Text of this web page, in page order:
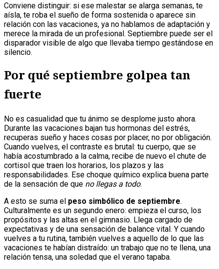
Conviene distinguir: si ese malestar se alarga semanas, te
aísla, te roba el sueño de forma sostenida o aparece sin
relación con las vacaciones, ya no hablamos de adaptación y
merece la mirada de un profesional. Septiembre puede ser el
disparador visible de algo que llevaba tiempo gestándose en
silencio.
Por qué septiembre golpea tan
fuerte
No es casualidad que tu ánimo se desplome justo ahora.
Durante las vacaciones bajan tus hormonas del estrés,
recuperas sueño y haces cosas por placer, no por obligación.
Cuando vuelves, el contraste es brutal: tu cuerpo, que se
había acostumbrado a la calma, recibe de nuevo el chute de
cortisol que traen los horarios, los plazos y las
responsabilidades. Ese choque químico explica buena parte
de la sensación de que no llegas a todo.
A esto se suma el peso simbólico de septiembre.
Culturalmente es un segundo enero: empieza el curso, los
propósitos y las altas en el gimnasio. Llega cargado de
expectativas y de una sensación de balance vital. Y cuando
vuelves a tu rutina, también vuelves a aquello de lo que las
vacaciones te habían distraído: un trabajo que no te llena, una
relación tensa, una soledad que el verano tapaba.